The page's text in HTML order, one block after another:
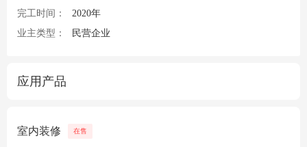
完工时间：
2020年
业主类型：
民营企业
应用产品
室内装修 在售